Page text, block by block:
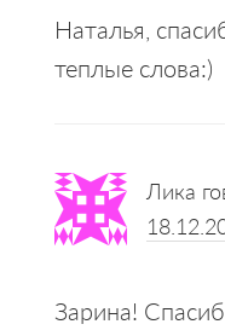
Наталья,
теплые слова:)
Лика
Зарина!